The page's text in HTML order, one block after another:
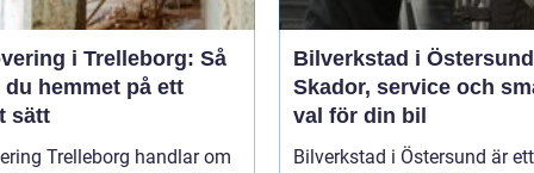
i Trelleborg: Så
hemmet på ett
sätt
Trelleborg handlar om
Bilverkstad i
Skador, service och
val för din bil
Bilverkstad i Östersund är ett